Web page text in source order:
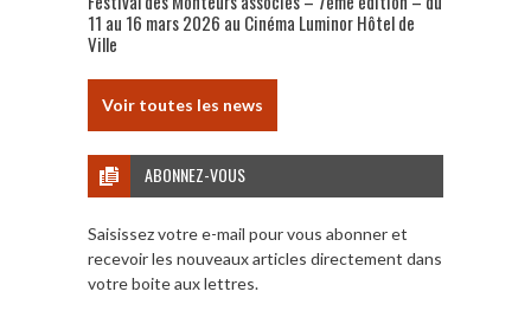
11 au 16 mars 2026 au Cinéma Luminor Hôtel de
Ville
Voir toutes les news
ABONNEZ-VOUS
Saisissez votre e-mail pour vous abonner et
recevoir les nouveaux articles directement dans
votre boite aux lettres.